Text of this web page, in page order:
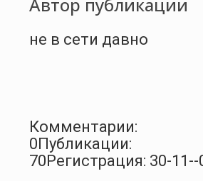
не в сети давно
Комментарии:
0Публикации:
70Регистрация: 30-11--